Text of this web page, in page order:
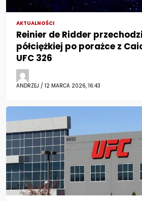
AKTUALNOŚCI
Reinier de Ridder
półciężkiej po porażce z
UFC 326
ANDRZEJ / 12 MARCA 2026, 16:43